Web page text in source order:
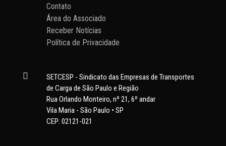
Contato
Área do Associado
Receber Notícias
Política de Privacidade

SETCESP - Sindicato das Empresas de Transportes
de Carga de São Paulo e Região
Rua Orlando Monteiro, nº 21, 6º andar
Vila Maria - São Paulo • SP
CEP: 02121-021